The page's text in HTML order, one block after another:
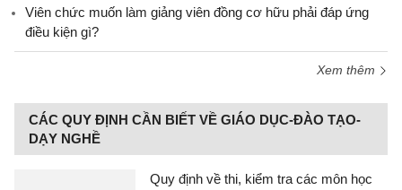
Viên chức muốn làm giảng viên đồng cơ hữu phải đáp ứng
điều kiện gì?
Xem thêm
CÁC QUY ĐỊNH CẦN BIẾT VỀ GIÁO DỤC-ĐÀO TẠO-
DẠY NGHỀ
Quy định về thi, kiểm tra các môn học